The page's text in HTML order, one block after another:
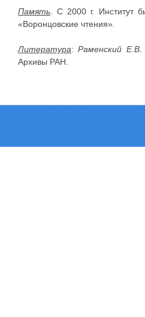
Память . С 2000 г. Институт
«Воронцовские чтения».
Литература:Раменский Е.В.
Архивы РАН.